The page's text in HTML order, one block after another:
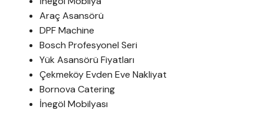
Araç Asansörü
DPF Machine
Bosch Profesyonel Seri
Yük Asansörü Fiyatları
Çekmeköy Evden Eve Nakliyat
Bornova Catering
İnegöl Mobilyası